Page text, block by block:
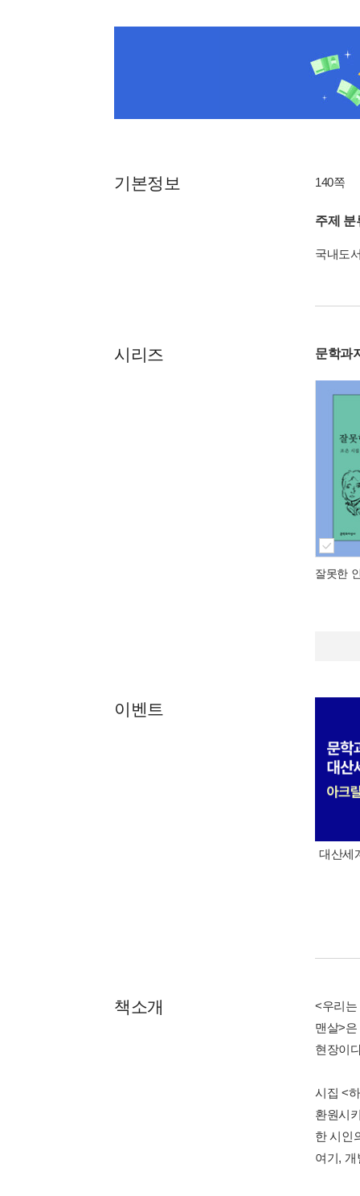
기본정보 140쪽
주제 분
국내도
시리즈 문학과
잘못한
이벤트
대산세
책소개
<우리는
맨살>
현장이
시집 <
환원시
한 시인
여기,